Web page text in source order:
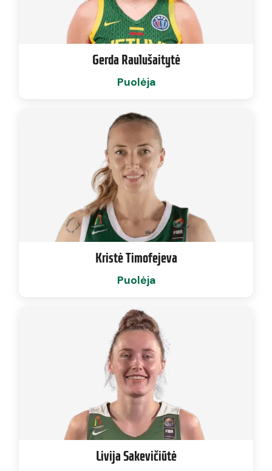
Gerda Raulušaitytė
Puolėja
Kristė Timofejeva
Puolėja
Livija Sakevičiūtė